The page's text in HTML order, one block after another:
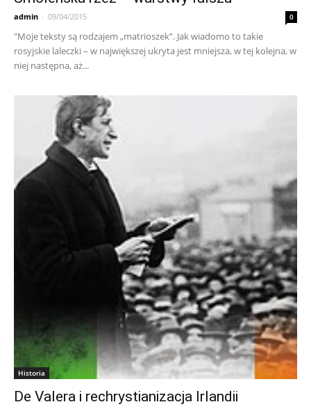
admin - 09/04/2015 0
"Moje teksty są rodzajem „matrioszek”. Jak wiadomo to takie
rosyjskie laleczki – w największej ukryta jest mniejsza, w tej kolejna, w
niej następna, aż...
Historia
De Valera i rechrystianizacja Irlandii